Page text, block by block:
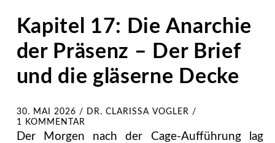
Kapitel 17: Die Anarchie
der Präsenz – Der Brief
und die gläserne Decke
30. MAI 2026 / DR. CLARISSA VOGLER /
1 KOMMENTAR
Der Morgen nach der Cage-Aufführung lag